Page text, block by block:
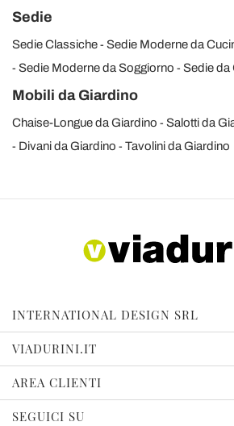
Sedie
Sedie Classiche
Sedie Moderne da
Sedie Moderne da Soggiorno
Sedie da
Mobili da Giardino
Chaise-Longue da Giardino
Salotti da
Divani da Giardino
Tavolini da Giardino
INTERNATIONAL DESIGN SRL
VIADURINI.IT
AREA CLIENTI
SEGUICI SU